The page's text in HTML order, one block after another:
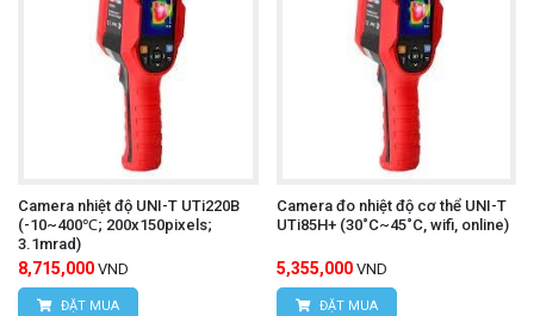
Camera nhiệt độ UNI-T UTi220B
(-10~400℃; 200x150pixels;
3.1mrad)
8,715,000 VND
ĐẶT MUA
Camera đo nhiệt độ cơ thể UNI-T
UTi85H+ (30˚C~45˚C, wifi, online)
5,355,000 VND
ĐẶT MUA